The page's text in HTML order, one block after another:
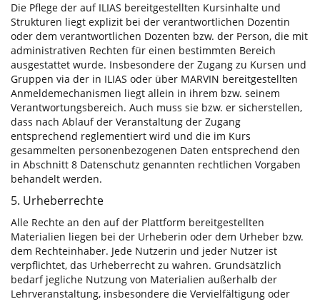
Die Pflege der auf ILIAS bereitgestellten Kursinhalte und
Strukturen liegt explizit bei der verantwortlichen Dozentin
oder dem verantwortlichen Dozenten bzw. der Person, die mit
administrativen Rechten für einen bestimmten Bereich
ausgestattet wurde. Insbesondere der Zugang zu Kursen und
Gruppen via der in ILIAS oder über MARVIN bereitgestellten
Anmeldemechanismen liegt allein in ihrem bzw. seinem
Verantwortungsbereich. Auch muss sie bzw. er sicherstellen,
dass nach Ablauf der Veranstaltung der Zugang
entsprechend reglementiert wird und die im Kurs
gesammelten personenbezogenen Daten entsprechend den
in Abschnitt 8 Datenschutz genannten rechtlichen Vorgaben
behandelt werden.
5. Urheberrechte
Alle Rechte an den auf der Plattform bereitgestellten
Materialien liegen bei der Urheberin oder dem Urheber bzw.
dem Rechteinhaber. Jede Nutzerin und jeder Nutzer ist
verpflichtet, das Urheberrecht zu wahren. Grundsätzlich
bedarf jegliche Nutzung von Materialien außerhalb der
Lehrveranstaltung, insbesondere die Vervielfältigung oder